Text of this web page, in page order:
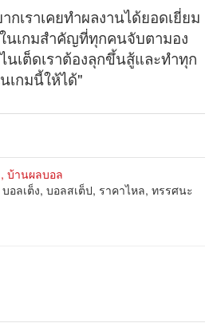
กเราเคยทำผลงานได้ยอดเยี่ยม
นเกมสำคัญที่ทุกคนจับตามอง
นเต็ดเราต้องลุกขึ้นสู้และทำทุก
เกมนี้ให้ได้"
บ้านผลบอล
อลเต็ง, บอลสเต็ป, ราคาไหล, ทรรศนะ